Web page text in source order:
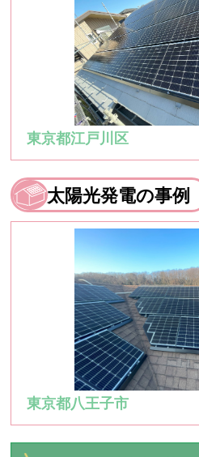
東京都江戸川区
太陽光発電の事例
東京都八王子市